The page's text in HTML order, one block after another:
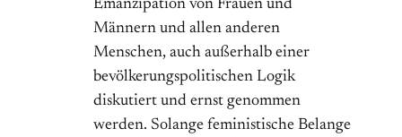
Emanzipation von Frauen und
Männern und allen anderen
Menschen, auch außerhalb einer
bevölkerungspolitischen Logik
diskutiert und ernst genommen
werden. Solange feministische Belange